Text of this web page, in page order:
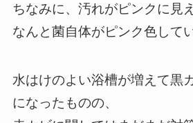
ちなみに、汚れがピンクに見
なんと菌自体がピンク色して
水はけのよい浴槽が増えて黒
になったものの、